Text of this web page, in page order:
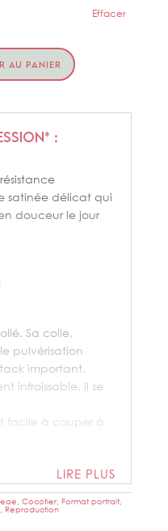
Effacer
AU PANIER
:
satinée délicat qui
douceur le jour
Sa colle,
pulvérisation
important.
infroissable, il se
facile à couper à
LIRE PLUS
, Cocotier, Format portrait,
, Reproduction